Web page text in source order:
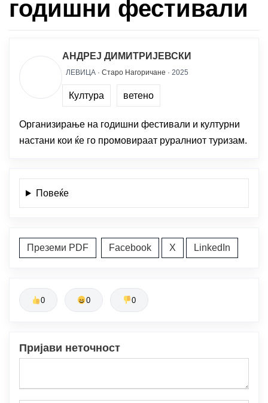
годишни фестивали
АНДРЕЈ ДИМИТРИЈЕВСКИ
ЛЕВИЦА · Старо Нагоричане · 2025
Култура ветено
Организирање на годишни фестивали и културни
настани кои ќе го промовираат руралниот туризам.
Повеќе
Преземи PDF Facebook X LinkedIn
0 0 0
Пријави неточност